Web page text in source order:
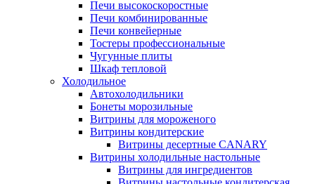
Печи высокоскоростные
Печи комбинированные
Печи конвейерные
Тостеры профессиональные
Чугунные плиты
Шкаф тепловой
Холодильное
Автохолодильники
Бонеты морозильные
Витрины для мороженого
Витрины кондитерские
Витрины десертные CANARY
Витрины холодильные настольные
Витрины для ингредиентов